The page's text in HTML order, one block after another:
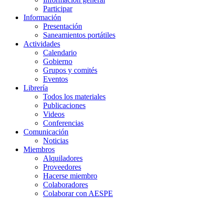
Participar
Información
Presentación
Saneamientos portátiles
Actividades
Calendario
Gobierno
Grupos y comités
Eventos
Librería
Todos los materiales
Publicaciones
Videos
Conferencias
Comunicación
Noticias
Miembros
Alquiladores
Proveedores
Hacerse miembro
Colaboradores
Colaborar con AESPE